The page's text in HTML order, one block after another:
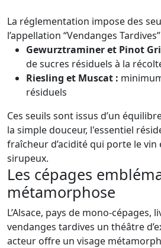
La réglementation impose des
l’appellation “Vendanges
Gewurztraminer et Pinot
de sucres résiduels à la
Riesling et Muscat :
résiduels
Ces seuils sont issus d’un
la simple douceur, l'essentiel
fraîcheur d’acidité qui porte le
sirupeux.
Les cépages
métamorphose
L’Alsace, pays de mono-cépages,
vendanges tardives un théâtre
acteur offre un visage